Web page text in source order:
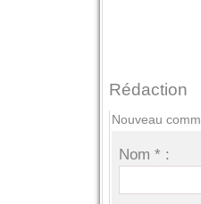
Rédaction
Nouveau
Nom * :